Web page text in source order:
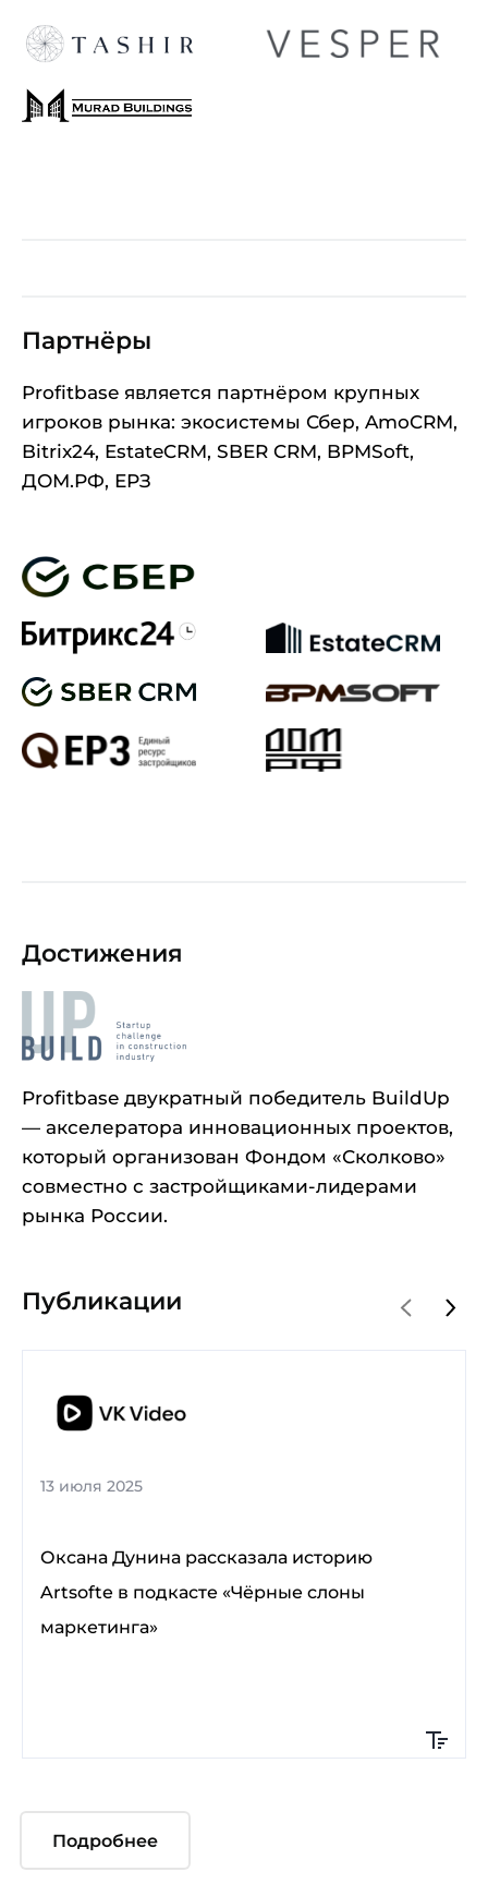
Партнёры
Profitbase является партнёром крупных
игроков рынка: экосистемы Сбер, AmoCRM,
Bitrix24, EstateCRM, SBER CRM, BPMSoft,
ДОМ.РФ, ЕРЗ
Достижения
Profitbase двукратный победитель BuildUp
— акселератора инновационных проектов,
который организован Фондом «Сколково»
совместно с застройщиками-лидерами
рынка России.
Публикации
13 июля 2025
Оксана Дунина рассказала историю
Artsofte в подкасте «Чёрные слоны
маркетинга»
Подробнее